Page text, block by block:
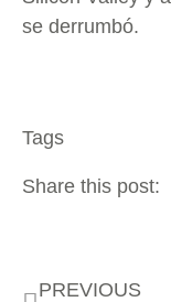
se derrumbó.
Tags
Share this post:
PREVIOUS